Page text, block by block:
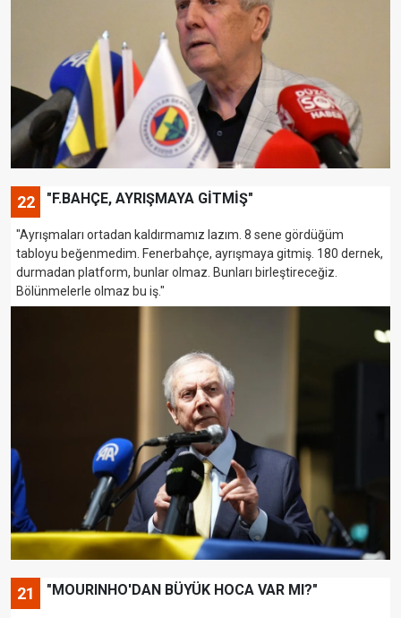
22 "F.BAHÇE, AYRIŞMAYA GİTMİŞ"
"Ayrışmaları ortadan kaldırmamız lazım. 8 sene gördüğüm
tabloyu beğenmedim. Fenerbahçe, ayrışmaya gitmiş. 180 dernek,
durmadan platform, bunlar olmaz. Bunları birleştireceğiz.
Bölünmelerle olmaz bu iş."
21 "MOURINHO'DAN BÜYÜK HOCA VAR MI?"